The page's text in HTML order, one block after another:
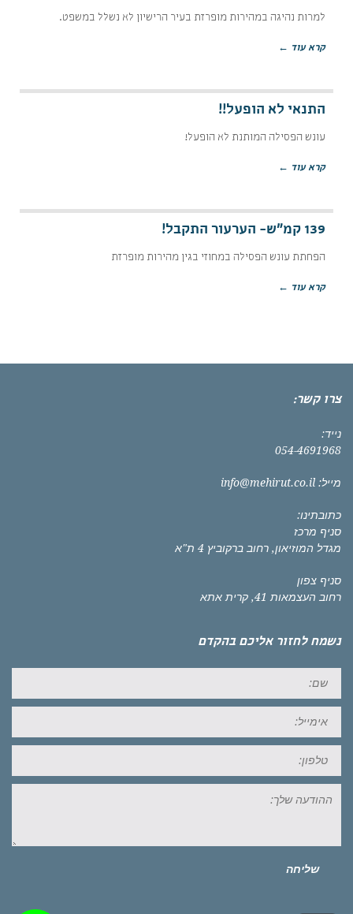
למרות נהיגה במהירות מופרזת בעיר הרישיון לא נשלל במשפט.
קרא עוד ←
התנאי לא הופעל!!
עונש הפסילה המותנת לא הופעל!
קרא עוד ←
139 קמ"ש- הערעור התקבל!
הפחתת עונש הפסילה במחוזי בגין מהירות מופרזת
קרא עוד ←
צרו קשר:
נייד:
054-4691968
מייל: info@mehirut.co.il
כתובתינו:
סניף מרכז
מגדל המוזיאון, רחוב ברקוביץ 4 ת"א
סניף צפון
רחוב העצמאות 41, קרית אתא
נשמח לחזור אליכם בהקדם
שלך:
שליחה